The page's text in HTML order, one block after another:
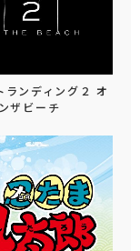
ランディング２ オ
ンザビーチ